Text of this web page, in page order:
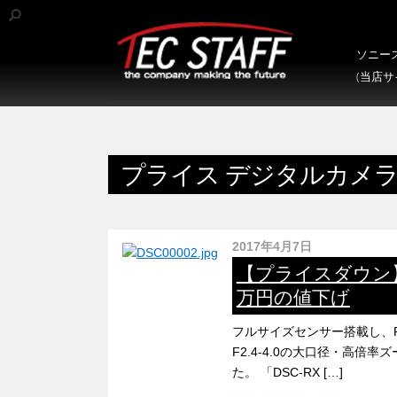
ソニー
(当店
プライス デジタルカメ
2017年4月7日
【プライスダウ
万円の値下げ
フルサイズセンサー搭載し
F2.4-4.0の大口径・高倍率ズ
た。 「DSC-RX […]